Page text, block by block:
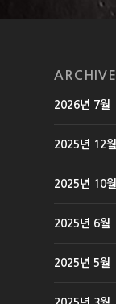
2026년 7월
2025년 12월
2025년 10월
2025년 6월
2025년 5월